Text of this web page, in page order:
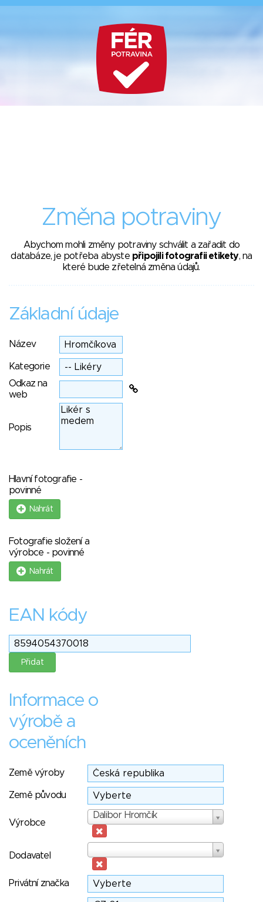
Změna potraviny
Abychom mohli změny potraviny schválit a zařadit do
databáze, je potřeba abyste připojili fotografii etikety, na
které bude zřetelná změna údajů.
Základní údaje
Název
Kategorie
Odkaz na
web
Popis
Hlavní fotografie -
povinné
Nahrát
Fotografie složení a
výrobce - povinné
Nahrát
EAN kódy
Informace o
výrobě a
oceněních
Země výroby
Země původu
Výrobce
Dalibor Hromčík
Výrobce
Dodavatel
Privátní značka